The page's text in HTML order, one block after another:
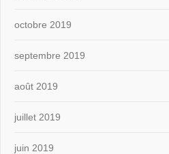
octobre 2019
septembre 2019
août 2019
juillet 2019
juin 2019